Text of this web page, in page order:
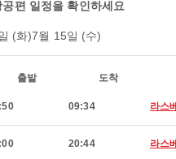
편 일정을 확인하세요
(화)7월 15일 (수)
출발 도착
09:34 라스
20:44 라스